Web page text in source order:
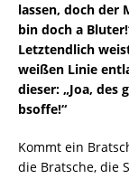
lassen, doch der
bin doch a
Letztendlich
weißen Linie
dieser: „Joa,
bsoffe!“
Kommt ein
die Bratsche, die